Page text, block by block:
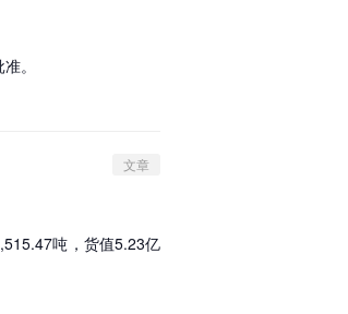
。
文章
吨，货值5.23亿